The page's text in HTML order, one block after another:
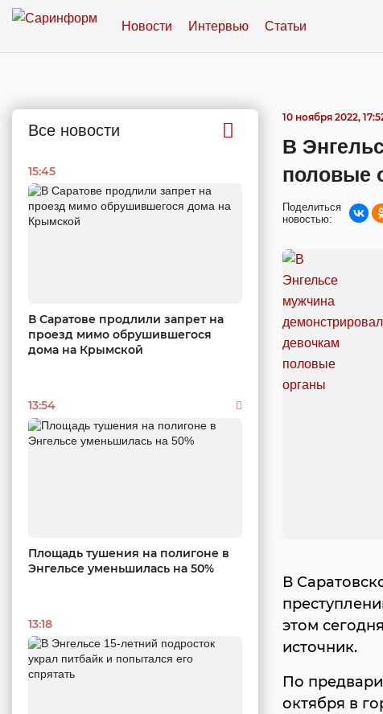
Новости Интервью Статьи
Все новости
15:45
В Саратове продлили запрет на
проезд мимо обрушившегося
дома на Крымской
13:54
Площадь тушения на полигоне в
Энгельсе уменьшилась на 50%
13:18
10 ноября 2022,
В
половые
Поделиться
новостью:
В
этом
источник.
По
октября в